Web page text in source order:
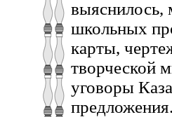
выяснилось,
школьных
карты,
творческой
уговоры